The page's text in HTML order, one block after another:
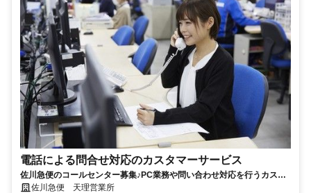
電話による問合せ対応のカスタマーサービス
佐川急便のコールセンター募集♪PC業務や問い合わせ対応を行うカスタ
マーサービスのお仕事
佐川急便 天理営業所